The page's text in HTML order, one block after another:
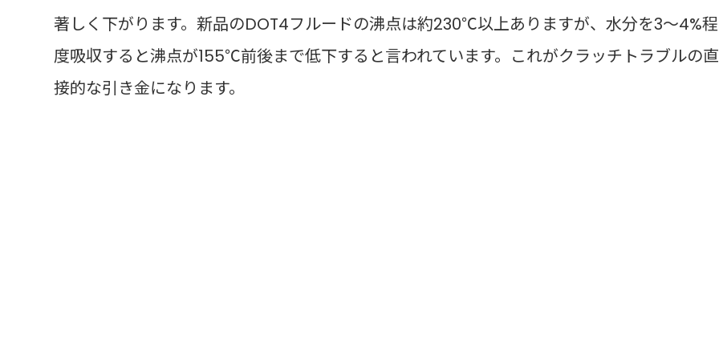
著しく下がります。新品のDOT4フルードの沸点は約230℃以上ありますが、水分を3〜4%程
度吸収すると沸点が155℃前後まで低下すると言われています。これがクラッチトラブルの直
接的な引き金になります。